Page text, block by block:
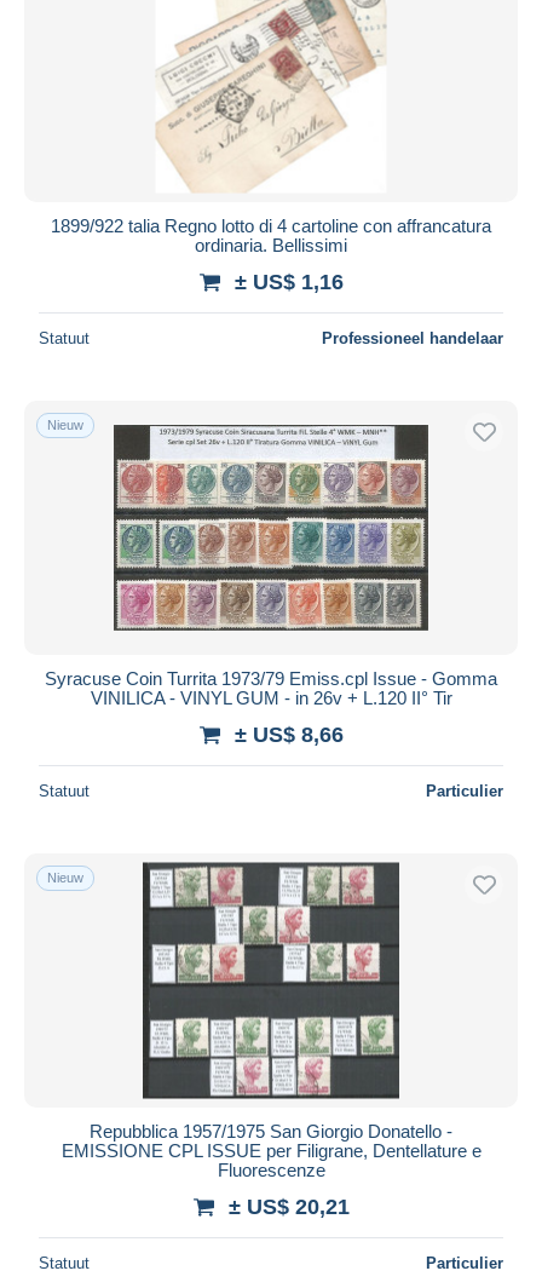
1899/922 talia Regno lotto di 4 cartoline con affrancatura
ordinaria. Bellissimi
± US$ 1,16
Statuut Professioneel handelaar
Nieuw
Syracuse Coin Turrita 1973/79 Emiss.cpl Issue - Gomma
VINILICA - VINYL GUM - in 26v + L.120 II° Tir
± US$ 8,66
Statuut Particulier
Nieuw
Repubblica 1957/1975 San Giorgio Donatello -
EMISSIONE CPL ISSUE per Filigrane, Dentellature e
Fluorescenze
± US$ 20,21
Statuut Particulier